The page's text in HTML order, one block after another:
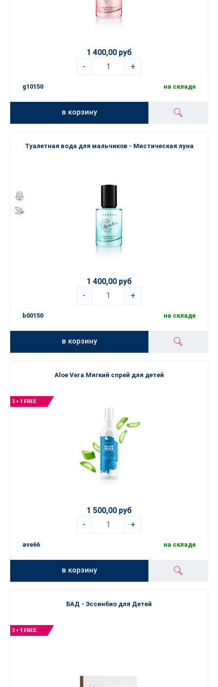
1 400,00 руб
-
+
g10150 на складе
в корзину
Туалетная вода для мальчиков - Мистическая луна
1 400,00 руб
-
+
b00150 на складе
в корзину
Aloe Vera Мягкий спрей для детей
1 500,00 руб
-
+
ave66 на складе
в корзину
БАД - Эссинбио для Детей